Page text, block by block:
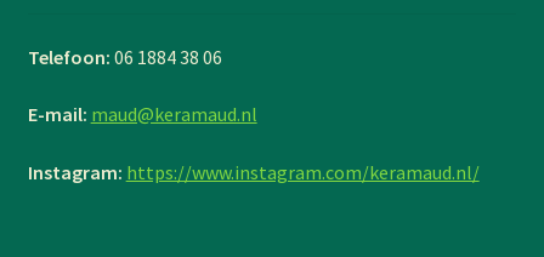
Telefoon: 06 1884 38 06
E-mail: maud@keramaud.nl
Instagram: https://www.instagram.com/keramaud.nl/